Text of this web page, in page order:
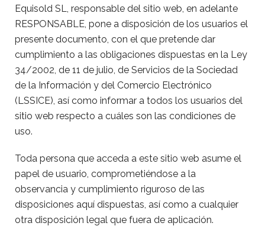
Equisold SL, responsable del sitio web, en adelante
RESPONSABLE, pone a disposición de los usuarios el
presente documento, con el que pretende dar
cumplimiento a las obligaciones dispuestas en la Ley
34/2002, de 11 de julio, de Servicios de la Sociedad
de la Información y del Comercio Electrónico
(LSSICE), así como informar a todos los usuarios del
sitio web respecto a cuáles son las condiciones de
uso.
Toda persona que acceda a este sitio web asume el
papel de usuario, comprometiéndose a la
observancia y cumplimiento riguroso de las
disposiciones aquí dispuestas, así como a cualquier
otra disposición legal que fuera de aplicación.